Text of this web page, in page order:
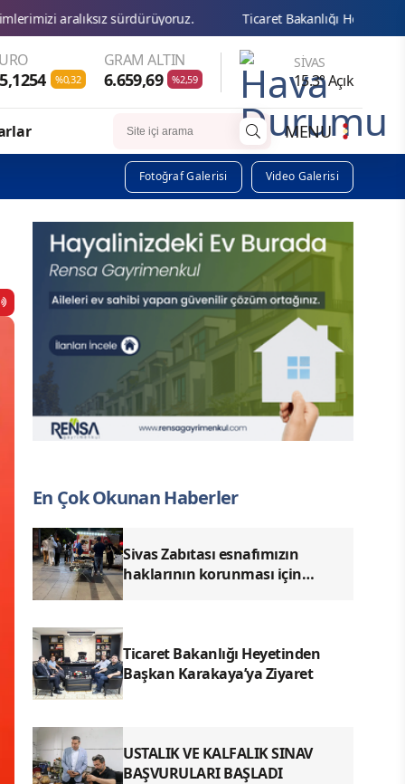
Ticaret Bakanlığı Heyetinden Başkan Karakaya’ya
%0,32
GRAM ALTIN
6.659,69 %2,59
SIVAS
15.3° Açık
MENU
Fotoğraf Galerisi Video Galerisi
En Çok Okunan Haberler
Sivas Zabıtası esnafımızın
haklarının korunması için
Ticaret Bakanlığı Heyetinden
Başkan Karakaya’ya Ziyaret
USTALIK VE KALFALIK SINAV
BAŞVURULARI BAŞLADI